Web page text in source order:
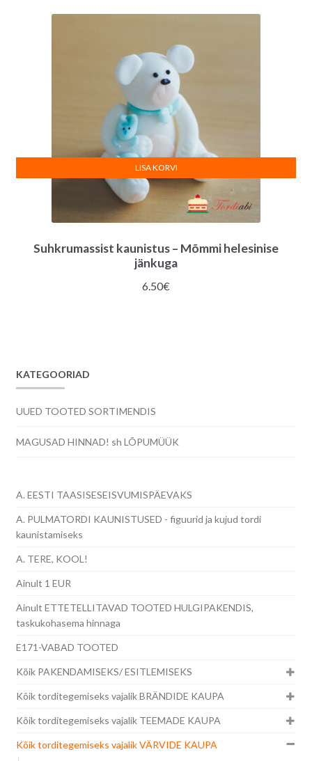
Suhkrumassist kaunistus – Mõmmi helesinise
jänkuga
6.50€
LISA KORVI
KATEGOORIAD
UUED TOOTED SORTIMENDIS
MAGUSAD HINNAD! sh LÕPUMÜÜK
A. EESTI TAASISESEISVUMISPÄEVAKS
A. PULMATORDI KAUNISTUSED - figuurid ja kujud tordi
kaunistamiseks
A. TERE, KOOL!
Ainult 1 EUR
Ainult ETTETELLITAVAD TOOTED HULGIPAKENDIS,
taskukohasema hinnaga
E171-VABAD TOOTED
Kõik PAKENDAMISEKS/ ESITLEMISEKS
Kõik torditegemiseks vajalik BRÄNDIDE KAUPA
Kõik torditegemiseks vajalik TEEMADE KAUPA
Kõik torditegemiseks vajalik VÄRVIDE KAUPA